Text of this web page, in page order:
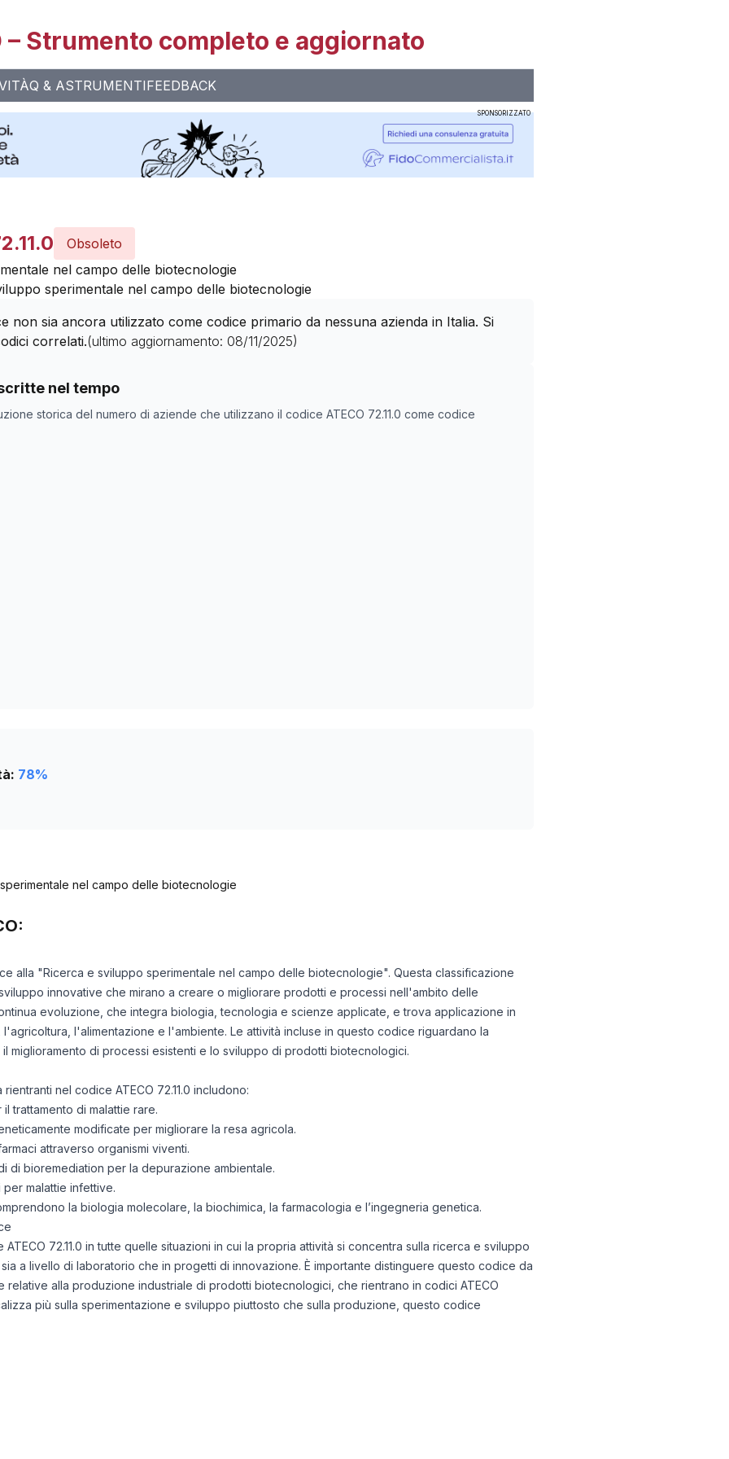
– Strumento completo e aggiornato
Q & ASTRUMENTIFEEDBACK
SPONSORIZZATO
Obsoleto
nel campo delle biotecnologie
sperimentale nel campo delle biotecnologie
non sia ancora utilizzato come codice primario da nessuna azienda in Italia. Si
correlati.(ultimo aggiornamento: 08/11/2025)
nel tempo
storica del numero di aziende che utilizzano il codice ATECO 72.11.0 come codice
con codice ATECO
Numero aziende
78%
nel campo delle biotecnologie
alla "Ricerca e sviluppo sperimentale nel campo delle biotecnologie". Questa classificazione
innovative che mirano a creare o migliorare prodotti e processi nell'ambito delle
evoluzione, che integra biologia, tecnologia e scienze applicate, e trova applicazione in
l'alimentazione e l'ambiente. Le attività incluse in questo codice riguardano la
miglioramento di processi esistenti e lo sviluppo di prodotti biotecnologici.
nel codice ATECO 72.11.0 includono:
trattamento di malattie rare.
modificate per migliorare la resa agricola.
attraverso organismi viventi.
di bioremediation per la depurazione ambientale.
malattie infettive.
la biologia molecolare, la biochimica, la farmacologia e l’ingegneria genetica.
72.11.0 in tutte quelle situazioni in cui la propria attività si concentra sulla ricerca e sviluppo
a livello di laboratorio che in progetti di innovazione. È importante distinguere questo codice da
relative alla produzione industriale di prodotti biotecnologici, che rientrano in codici ATECO
più sulla sperimentazione e sviluppo piuttosto che sulla produzione, questo codice